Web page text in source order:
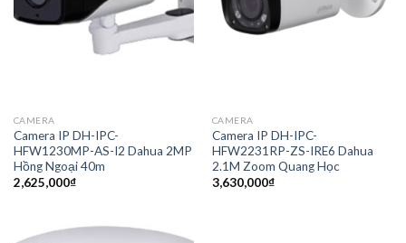
CAMERA
Camera IP DH-IPC-
HFW1230MP-AS-I2 Dahua 2MP
Hồng Ngoại 40m
2,625,000₫
CAMERA
Camera IP DH-IPC-
HFW2231RP-ZS-IRE6 Dahua
2.1M Zoom Quang Học
3,630,000₫